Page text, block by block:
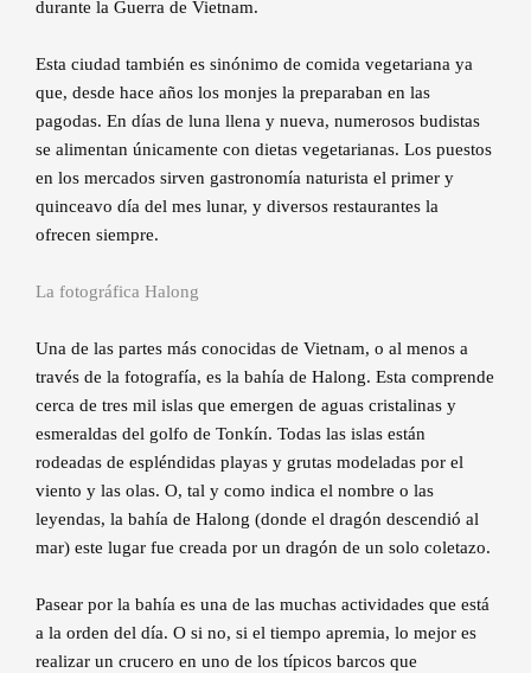
durante la Guerra de Vietnam.
Esta ciudad también es sinónimo de comida vegetariana ya
que, desde hace años los monjes la preparaban en las
pagodas. En días de luna llena y nueva, numerosos budistas
se alimentan únicamente con dietas vegetarianas. Los puestos
en los mercados sirven gastronomía naturista el primer y
quinceavo día del mes lunar, y diversos restaurantes la
ofrecen siempre.
La fotográfica Halong
Una de las partes más conocidas de Vietnam, o al menos a
través de la fotografía, es la bahía de Halong. Esta comprende
cerca de tres mil islas que emergen de aguas cristalinas y
esmeraldas del golfo de Tonkín. Todas las islas están
rodeadas de espléndidas playas y grutas modeladas por el
viento y las olas. O, tal y como indica el nombre o las
leyendas, la bahía de Halong (donde el dragón descendió al
mar) este lugar fue creada por un dragón de un solo coletazo.
Pasear por la bahía es una de las muchas actividades que está
a la orden del día. O si no, si el tiempo apremia, lo mejor es
realizar un crucero en uno de los típicos barcos que